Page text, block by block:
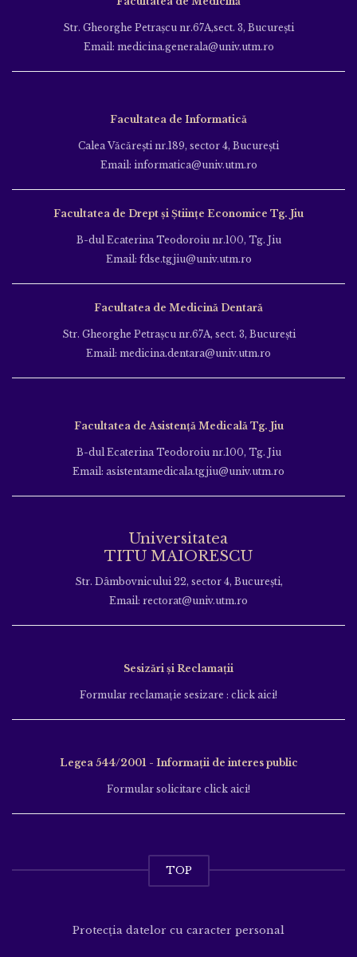
Str. Gheorghe Petraşcu nr.67A,sect. 3, Bucureşti
Email: medicina.generala@univ.utm.ro
Facultatea de Informatică
Calea Văcăreşti nr.189, sector 4, Bucureşti
Email: informatica@univ.utm.ro
Facultatea de Drept și Științe Economice Tg. Jiu
B-dul Ecaterina Teodoroiu nr.100, Tg. Jiu
Email: fdse.tgjiu@univ.utm.ro
Facultatea de Medicină Dentară
Str. Gheorghe Petraşcu nr.67A, sect. 3, Bucureşti
Email: medicina.dentara@univ.utm.ro
Facultatea de Asistență Medicală Tg. Jiu
B-dul Ecaterina Teodoroiu nr.100, Tg. Jiu
Email: asistentamedicala.tgjiu@univ.utm.ro
Universitatea
TITU MAIORESCU
Str. Dâmbovnicului 22, sector 4, București,
Email: rectorat@univ.utm.ro
Sesizări și Reclamații
Formular reclamație sesizare : click aici!
Legea 544/2001 - Informații de interes public
Formular solicitare click aici!
TOP
Protecția datelor cu caracter personal